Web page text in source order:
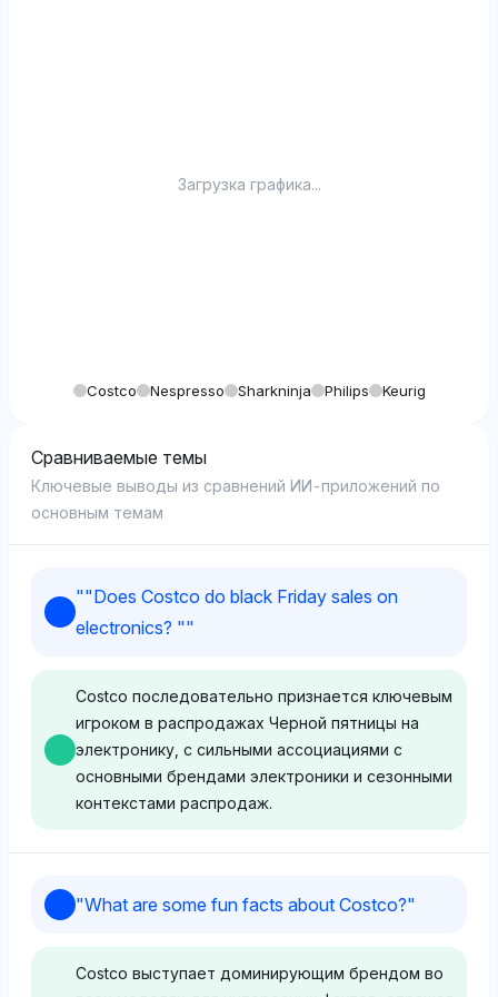
Загрузка графика...
Costco Nespresso Sharkninja Philips Keurig
Сравниваемые темы
Ключевые выводы из сравнений ИИ-приложений по
основным темам
""Does Costco do black Friday sales on
electronics? ""
Costco последовательно признается ключевым
игроком в распродажах Черной пятницы на
электронику, с сильными ассоциациями с
основными брендами электроники и сезонными
контекстами распродаж.
Gemini значительно поддерживает Costco с
известным брендам электроники, как Bose, Sony
"What are some fun facts about Costco?"
Costco выступает доминирующим брендом во